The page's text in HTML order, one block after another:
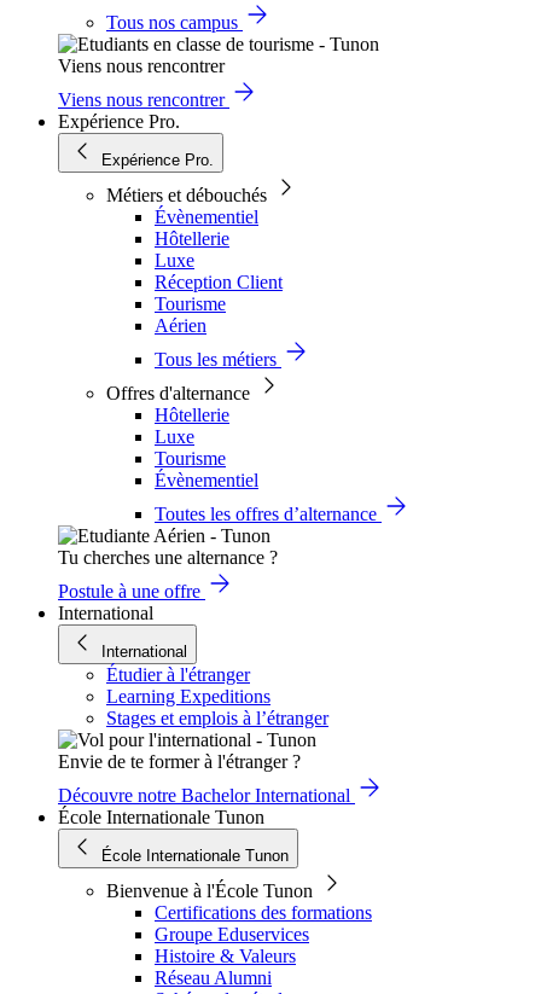
Tous nos campus
Viens nous rencontrer
Viens nous rencontrer
Expérience Pro.
Expérience Pro.
Métiers et débouchés
Évènementiel
Hôtellerie
Luxe
Réception Client
Tourisme
Aérien
Tous les métiers
Offres d'alternance
Hôtellerie
Luxe
Tourisme
Évènementiel
Toutes les offres d’alternance
Tu cherches une alternance ?
Postule à une offre
International
International
Étudier à l'étranger
Learning Expeditions
Stages et emplois à l’étranger
Envie de te former à l'étranger ?
Découvre notre Bachelor International
École Internationale Tunon
École Internationale Tunon
Bienvenue à l'École Tunon
Certifications des formations
Groupe Eduservices
Histoire & Valeurs
Réseau Alumni